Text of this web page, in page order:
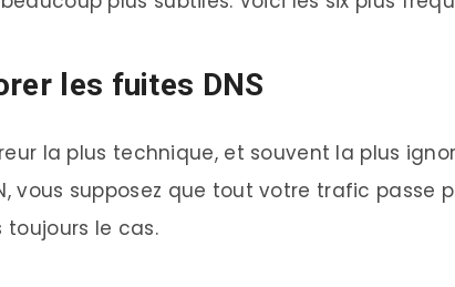
les fuites DNS
la plus technique, et souvent la plus
vous supposez que tout votre trafic passe
toujours le cas.